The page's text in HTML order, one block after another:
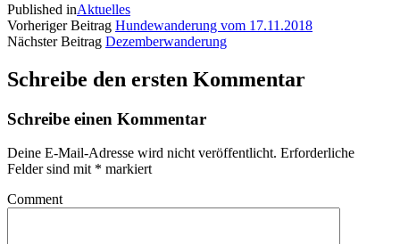
Published inAktuelles
Vorheriger Beitrag Hundewanderung vom 17.11.2018
Nächster Beitrag Dezemberwanderung
Schreibe den ersten Kommentar
Schreibe einen Kommentar
Deine E-Mail-Adresse wird nicht veröffentlicht. Erforderliche
Felder sind mit * markiert
Comment